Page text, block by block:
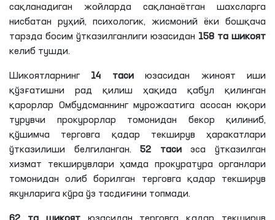
сақланадиган жойларда сақланаётган шахсларга
нисбатан руҳий, психологик, жисмоний ёки бошқача
тарзда босим ўтказилганлиги юзасидан 158 та шикоят
келиб тушди.
Шикоятларнинг 14 тасиюзасидан жиноят иши
қўзғатишни рад қилиш ҳақида қабул қилинган
қарорлар Омбудсманнинг мурожаатига асосан юқори
турувчи прокурорлар томонидан бекор қилиниб,
қўшимча терговга қадар текширув ҳаракатлари
ўтказилиши белгиланган.52 тасиэса ўтказилган
хизмат текширувлари ҳамда прокуратура органлари
томонидан олиб борилган терговга қадар текширув
якунларига кўра ўз тасдиғини топмади.